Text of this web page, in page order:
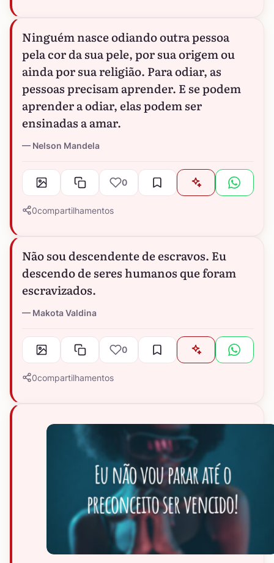
Ninguém nasce odiando outra pessoa
pela cor da sua pele, por sua origem ou
ainda por sua religião. Para odiar, as
pessoas precisam aprender. E se podem
aprender a odiar, elas podem ser
ensinadas a amar.
Nelson Mandela
0
0compartilhamentos
Não sou descendente de escravos. Eu
descendo de seres humanos que foram
escravizados.
Makota Valdina
0
0compartilhamentos